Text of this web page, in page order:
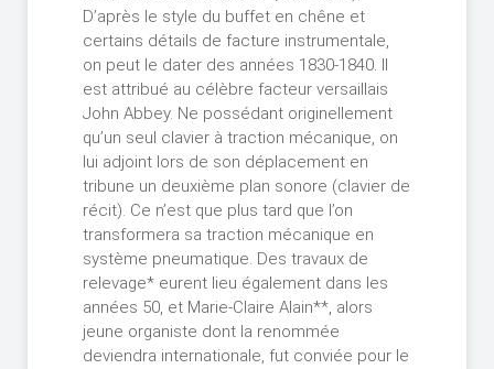
D’après le style du buffet en chêne et
certains détails de facture instrumentale,
on peut le dater des années 1830-1840. Il
est attribué au célèbre facteur versaillais
John Abbey. Ne possédant originellement
qu’un seul clavier à traction mécanique, on
lui adjoint lors de son déplacement en
tribune un deuxième plan sonore (clavier de
récit). Ce n’est que plus tard que l’on
transformera sa traction mécanique en
système pneumatique. Des travaux de
relevage* eurent lieu également dans les
années 50, et Marie-Claire Alain**, alors
jeune organiste dont la renommée
deviendra internationale, fut conviée pour le